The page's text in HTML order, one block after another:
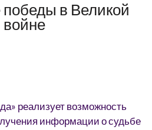
в Великой
войне